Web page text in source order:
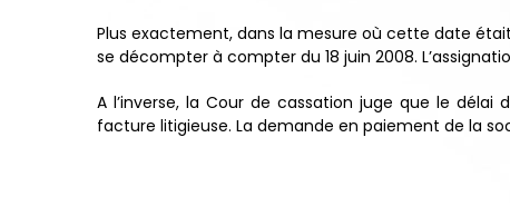
Plus exactement, dans la mesure où cette date
se décompter à compter du 18 juin 2008.
A l’inverse, la Cour de cassation juge que le
facture litigieuse. La demande en paiement de la